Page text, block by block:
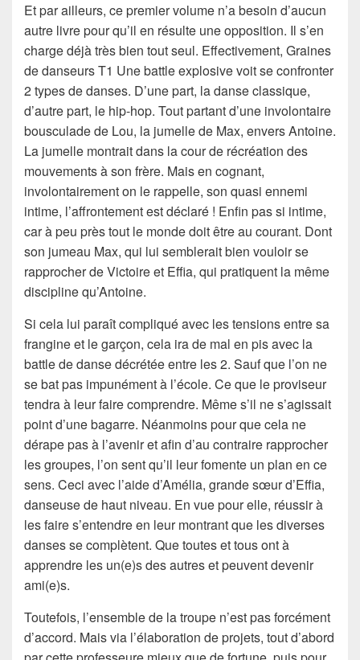
Et par ailleurs, ce premier volume n’a besoin d’aucun
autre livre pour qu’il en résulte une opposition. Il s’en
charge déjà très bien tout seul. Effectivement, Graines
de danseurs T1 Une battle explosive voit se confronter
2 types de danses. D’une part, la danse classique,
d’autre part, le hip-hop. Tout partant d’une involontaire
bousculade de Lou, la jumelle de Max, envers Antoine.
La jumelle montrait dans la cour de récréation des
mouvements à son frère. Mais en cognant,
involontairement on le rappelle, son quasi ennemi
intime, l’affrontement est déclaré ! Enfin pas si intime,
car à peu près tout le monde doit être au courant. Dont
son jumeau Max, qui lui semblerait bien vouloir se
rapprocher de Victoire et Effia, qui pratiquent la même
discipline qu’Antoine.
Si cela lui paraît compliqué avec les tensions entre sa
frangine et le garçon, cela ira de mal en pis avec la
battle de danse décrétée entre les 2. Sauf que l’on ne
se bat pas impunément à l’école. Ce que le proviseur
tendra à leur faire comprendre. Même s’il ne s’agissait
point d’une bagarre. Néanmoins pour que cela ne
dérape pas à l’avenir et afin d’au contraire rapprocher
les groupes, l’on sent qu’il leur fomente un plan en ce
sens. Ceci avec l’aide d’Amélia, grande sœur d’Effia,
danseuse de haut niveau. En vue pour elle, réussir à
les faire s’entendre en leur montrant que les diverses
danses se complètent. Que toutes et tous ont à
apprendre les un(e)s des autres et peuvent devenir
ami(e)s.
Toutefois, l’ensemble de la troupe n’est pas forcément
d’accord. Mais via l’élaboration de projets, tout d’abord